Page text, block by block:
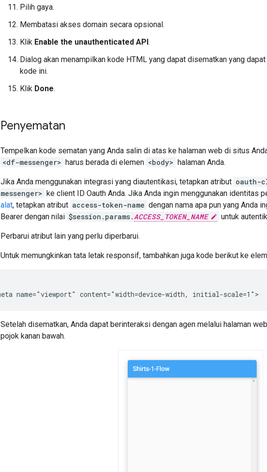
Pilih gaya.
Membatasi akses domain secara opsional.
Klik Enable the unauthenticated API.
Dialog akan menampilkan kode HTML yang dapat disematkan yang
kode ini.
Klik Done.
Penyematan
Tempelkan kode sematan yang Anda salin di atas ke halaman web di situs
<df-messenger> harus berada di elemen <body> halaman Anda.
Jika Anda menggunakan integrasi yang diautentikasi, tetapkan atribut oauth-
messenger> ke client ID Oauth Anda. Jika Anda ingin menggunakan identitas
alat, tetapkan atribut access-token-name dengan nama apa pun yang Anda
Bearer dengan nilai $session.params.ACCESS_TOKEN_NAME untuk
Perbarui atribut lain yang perlu diperbarui.
Untuk memungkinkan tata letak responsif, tambahkan juga kode berikut ke
Setelah disematkan, Anda dapat berinteraksi dengan agen melalui halaman
pojok kanan bawah.